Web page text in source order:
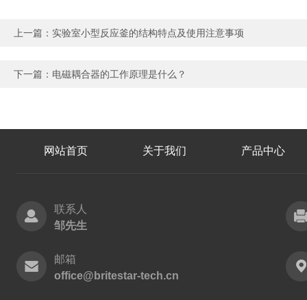
上一篇： 实验室小型反应釜的结构特点及使用注意事项
下一篇： 电磁耦合器的工作原理是什么？
网站首页 关于我们 产品中心
联系人
邹先生
邮箱
office@britestar-tech.cn